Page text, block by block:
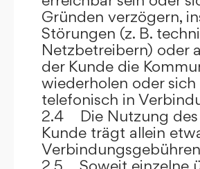
Gründen verzögern,
Störungen (z. B.
Netzbetreibern) oder
der Kunde die
wiederholen oder
telefonisch in
2.4 Die Nutzung des
Kunde trägt allein
2.5 Soweit einzelne